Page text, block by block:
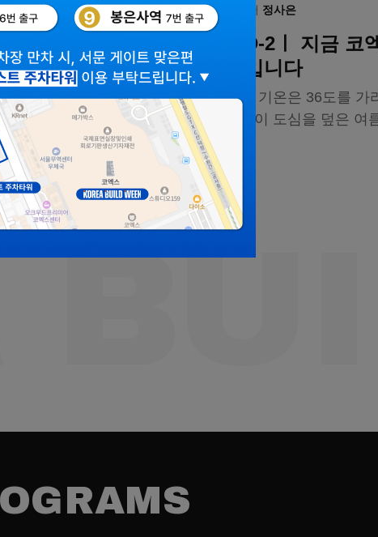
물어보세요
것은 휴대폰 화면으로도
코리아빌드위크〉에 온다면
한다. 직접 만져보고, 질감을
아 작동시켜보고, 궁금한
묻는 것. 내일 관람객과의 그
전시장은 아직도 설치 중이다.
에디터 정사은
ㅣD-2ㅣ 지금 코
중입니다
바깥 기온은 36도를 가
폭염이 도심을 덮은 여
열리는 건설·건축인의
〈코리아빌드위크〉. 그
만들어지는 중이다.